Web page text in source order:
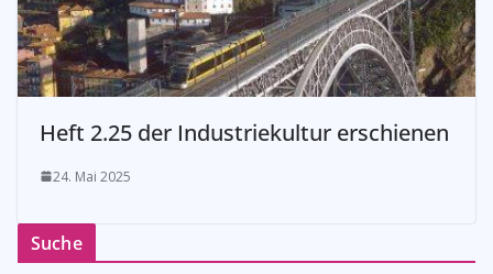
Heft 2.25 der Industriekultur erschienen
24. Mai 2025
Suche